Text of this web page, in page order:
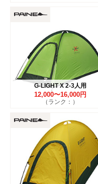
G-LIGHT X 2-3人用
12,000〜16,000円
（ランク：）